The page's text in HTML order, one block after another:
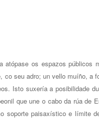
atópase os espazos públicos
co seu adro; un vello muíño, a
Isto suxería a posibilidade
que une o cabo da rúa de
soporte paisaxístico e límite